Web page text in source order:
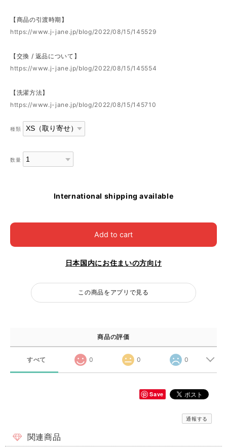
【商品の引渡時期】
https://www.j-jane.jp/blog/2022/08/15/145529
【交換 / 返品について】
https://www.j-jane.jp/blog/2022/08/15/145554
【洗濯方法】
https://www.j-jane.jp/blog/2022/08/15/145710
種類
数量
International shipping available
Add to cart
日本国内にお住まいの方向け
この商品をアプリで見る
商品の評価
すべて 0 0 0
Save
通報する
関連商品